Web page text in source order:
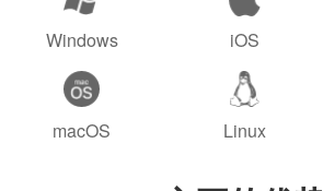
Windows iOS
macOS Linux